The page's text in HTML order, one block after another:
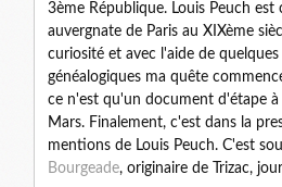
3ème République. Louis Peuch
auvergnate de Paris au XIXème
curiosité et avec l'aide de
généalogiques ma quête
ce n'est qu'un document d'étape
Mars. Finalement, c'est dans la
mentions de Louis Peuch. C'est
Bourgeade, originaire de Trizac,